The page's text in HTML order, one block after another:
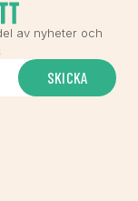
av nyheter och
SKICKA